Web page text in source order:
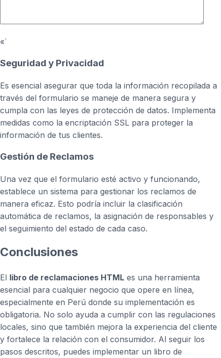
«`
Seguridad y Privacidad
Es esencial asegurar que toda la información recopilada a
través del formulario se maneje de manera segura y
cumpla con las leyes de protección de datos. Implementa
medidas como la encriptación SSL para proteger la
información de tus clientes.
Gestión de Reclamos
Una vez que el formulario esté activo y funcionando,
establece un sistema para gestionar los reclamos de
manera eficaz. Esto podría incluir la clasificación
automática de reclamos, la asignación de responsables y
el seguimiento del estado de cada caso.
Conclusiones
El libro de reclamaciones HTML es una herramienta
esencial para cualquier negocio que opere en línea,
especialmente en Perú donde su implementación es
obligatoria. No solo ayuda a cumplir con las regulaciones
locales, sino que también mejora la experiencia del cliente
y fortalece la relación con el consumidor. Al seguir los
pasos descritos, puedes implementar un libro de